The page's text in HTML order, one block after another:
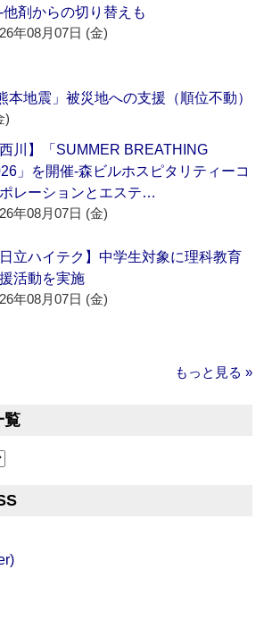
他剤からの切り替えも
年08月07日 (金)
本地震」被災地への支援（順位不動）
)
西川】「SUMMER BREATHING
」を開催‐森ビルホスピタリティーコ
レーションとエステ…
年08月07日 (金)
日立ハイテク】中学生対象に理科教育
活動を実施
年08月07日 (金)
もっと見る »
覧